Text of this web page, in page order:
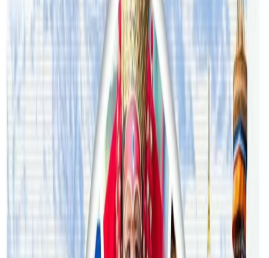
सम्बन्धित समाचार
अष्ट्रेलियामा नर्सको तलब पाँचौं पटक वृद्धि
अस्ट्रेलियामा विवाह घट्यो, बढ्यो सम्बन्धविच्छेद
२०२६ जुलाई २९
थापाथलीबाट अष्ट्रेलियाका घरको डिजाइन
२०२६ जुलाई २७
अष्ट्रेलियामा मन्त्रालयका कर्मचारीले भ्रष्टाचार गरेको
भेटिएपछि शिक्षा मन्त्रीले दिइन् राजीनामा